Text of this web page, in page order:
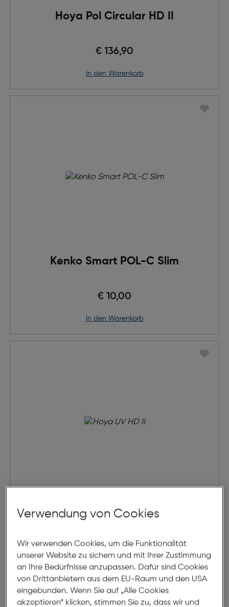
Hoya Pol Circular HD II
€ 136,90
in den Warenkorb
Kenko Smart POL-C Slim
€ 10,00
in den Warenkorb
Hoya UV HD II
€ 88,90
in den Warenkorb
Verwendung von Cookies
Wir verwenden Cookies, um die Funktionalität
unserer Website zu sichern und mit Ihrer Zustimmung
an Ihre Bedürfnisse anzupassen. Dafür sind Cookies
von Drittanbietern aus dem EU-Raum und den USA
eingebunden. Wenn Sie auf „Alle Cookies
akzeptieren“ klicken, stimmen Sie zu, dass wir und